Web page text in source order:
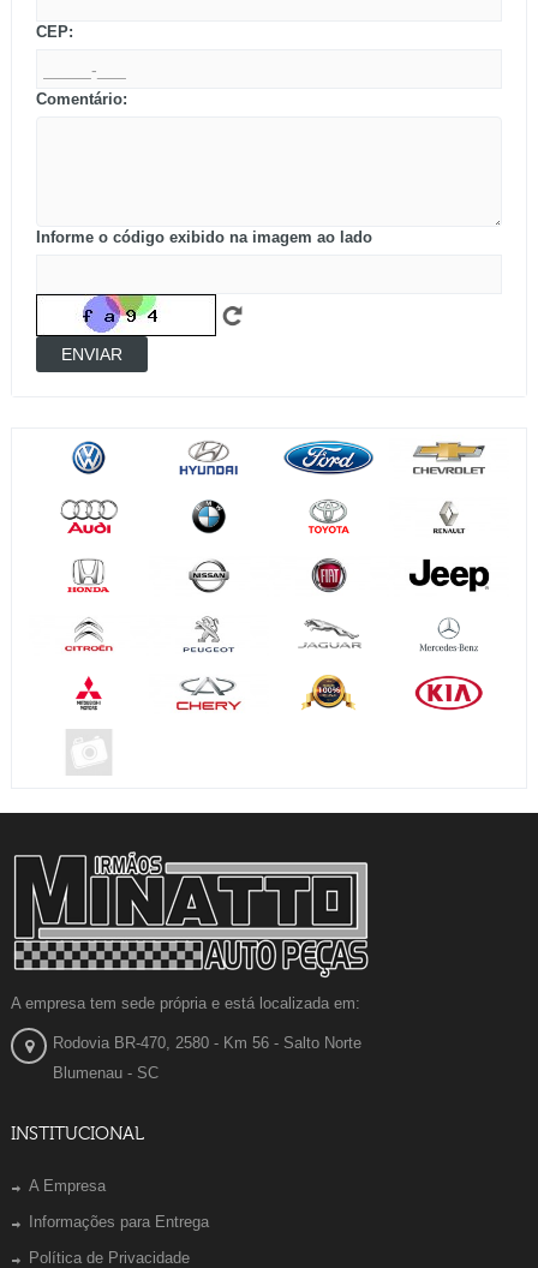
CEP:
Comentário:
Informe o código exibido na imagem ao lado
ENVIAR
A empresa tem sede própria e está localizada em:
Rodovia BR-470, 2580 - Km 56 - Salto Norte
Blumenau - SC
INSTITUCIONAL
A Empresa
Informações para Entrega
Política de Privacidade